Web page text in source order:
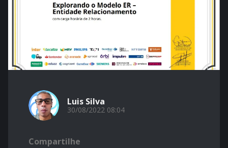
Luis Silva
30/08/2022 08:04
Compartilhe